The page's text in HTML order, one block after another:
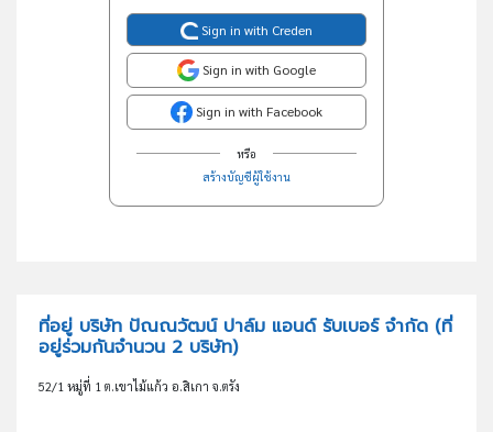
Sign in with Creden
Sign in with Google
Sign in with Facebook
หรือ
สร้างบัญชีผู้ใช้งาน
ที่อยู่ บริษัท ปัณณวัฒน์ ปาล์ม แอนด์ รับเบอร์ จำกัด (ที่
อยู่ร่วมกันจำนวน 2 บริษัท)
52/1 หมู่ที่ 1 ต.เขาไม้แก้ว อ.สิเกา จ.ตรัง